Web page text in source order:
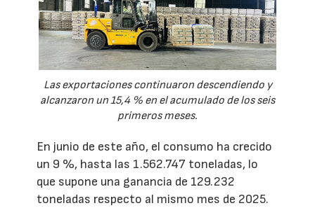
Las exportaciones continuaron descendiendo y
alcanzaron un 15,4 % en el acumulado de los seis
primeros meses.
En junio de este año, el consumo ha crecido
un 9 %, hasta las 1.562.747 toneladas, lo
que supone una ganancia de 129.232
toneladas respecto al mismo mes de 2025.